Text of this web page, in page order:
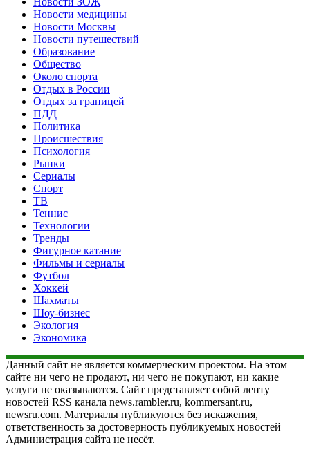
Новости медицины
Новости Москвы
Новости путешествий
Образование
Общество
Около спорта
Отдых в России
Отдых за границей
ПДД
Политика
Происшествия
Психология
Рынки
Сериалы
Спорт
ТВ
Теннис
Технологии
Тренды
Фигурное катание
Фильмы и сериалы
Футбол
Хоккей
Шахматы
Шоу-бизнес
Экология
Экономика
Данный сайт не является коммерческим проектом. На этом
сайте ни чего не продают, ни чего не покупают, ни какие
услуги не оказываются. Сайт представляет собой ленту
новостей RSS канала news.rambler.ru, kommersant.ru,
newsru.com. Материалы публикуются без искажения,
ответственность за достоверность публикуемых новостей
Администрация сайта не несёт.